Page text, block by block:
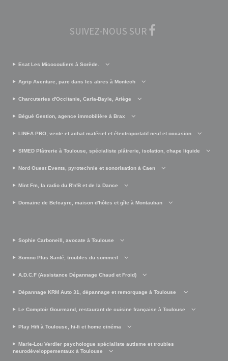
SUIVEZ-NOUS SUR
Esat Les Micocouliers à Sorède.
Agrip Aventure, parc dans les abres à Montech
Charcuteries d'Occitanie, Carla-Bayle, Ariège
Bégué Gestion, agence immobilière à Brax
LINEA PRO, vente et achat matériel et électroportatif neuf et occasion
SIMED Plâtrerie à Toulouse, spécialiste plâtrerie, isolation, chape liquide
Nord Ouest Events, pyrotechnie et sonorisation à Caen
Mint Fm, la radio du R'n'B et de la Dance
Domaine de Belcayre, maison d'hôtes et gîte à Montauban
Sophie Carboneill, avocate à Toulouse
Somno Plus Santé, troubles du sommeil
A.D.C.F (Assistance Dépannage Chaud et Froid)
Dépannage KRM Auto 31, dépannage et remorquage à Toulouse
Le Comptoir Gourmand, restaurant de cuisine française à Toulouse
Play Hifi à Toulouse, hi-fi et home cinéma
Marie-Lou Verdier psychologue spécialiste autisme et troubles
neurodéveloppementaux à Toulouse